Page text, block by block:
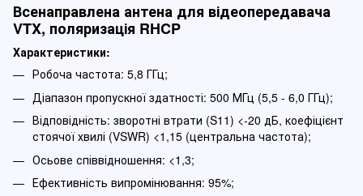
Всенаправлена антена для відеопередавача
VTX, поляризація RHCP
Характеристики:
Робоча частота: 5,8 ГГц;
Діапазон пропускної здатності: 500 МГц (5,5 - 6,0 ГГц);
Відповідність: зворотні втрати (S11) <-20 дБ, коефіцієнт
стоячої хвилі (VSWR) <1,15 (центральна частота);
Осьове співвідношення: <1,3;
Ефективність випромінювання: 95%;